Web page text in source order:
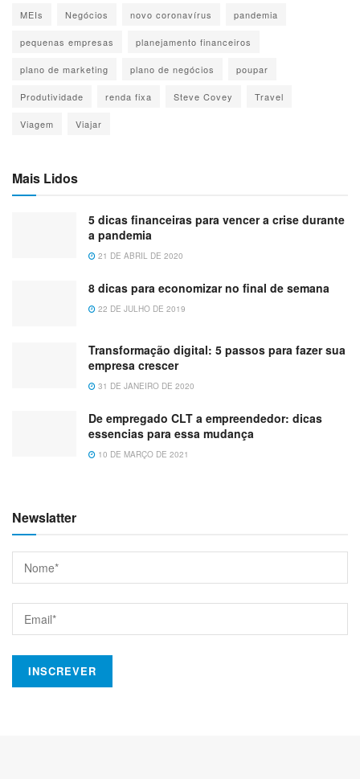
MEIs Negócios novo coronavírus pandemia
pequenas empresas planejamento financeiros
plano de marketing plano de negócios poupar
Produtividade renda fixa Steve Covey Travel
Viagem Viajar
Mais Lidos
5 dicas financeiras para vencer a crise durante
a pandemia
21 DE ABRIL DE 2020
8 dicas para economizar no final de semana
22 DE JULHO DE 2019
Transformação digital: 5 passos para fazer sua
empresa crescer
31 DE JANEIRO DE 2020
De empregado CLT a empreendedor: dicas
essencias para essa mudança
10 DE MARÇO DE 2021
Newslatter